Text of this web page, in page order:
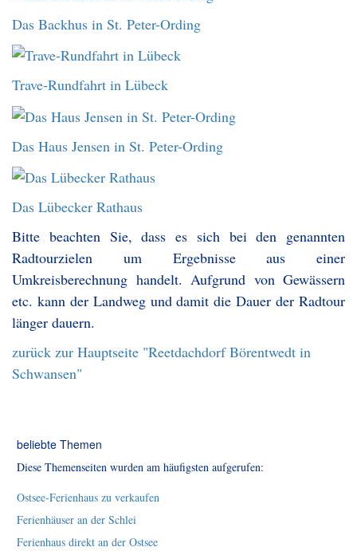
Das Backhus in St. Peter-Ording
Trave-Rundfahrt in Lübeck
Das Haus Jensen in St. Peter-Ording
Das Lübecker Rathaus
Bitte beachten Sie, dass es sich bei den genannten
Radtourzielen um Ergebnisse aus einer
Umkreisberechnung handelt. Aufgrund von Gewässern
etc. kann der Landweg und damit die Dauer der Radtour
länger dauern.
zurück zur Hauptseite "Reetdachdorf Börentwedt in
Schwansen"
beliebte Themen
Diese Themenseiten wurden am häufigsten aufgerufen:
Ostsee-Ferienhaus zu verkaufen
Ferienhäuser an der Schlei
Ferienhaus direkt an der Ostsee